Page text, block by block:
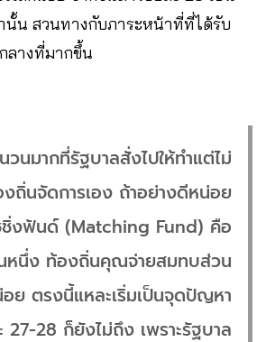
นั้น สวนทางกับภาระหน้าที่ที่ได้รับ
ลางที่มากขึ้น
วนมากที่รัฐบาลสั่งไปให้ทำแต่ไม่
งถิ่นจัดการเอง ถ้าอย่างดีหน่อย
งฟันด์ (Matching Fund) คือ
หนึ่ง ท้องถิ่นคุณจ่ายสมทบส่วน
ย ตรงนี้แหละเริ่มเป็นจุดปัญหา
28 ก็ยังไม่ถึง เพราะรัฐบาล